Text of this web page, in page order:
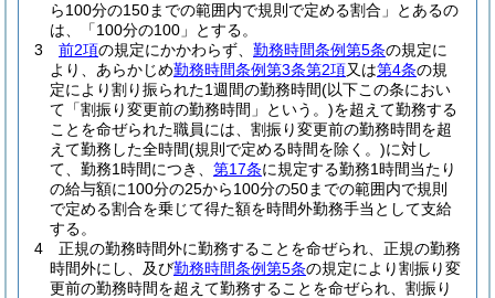
ら100分の150までの範囲内で規則で定める割合」とあるの
は、「100分の100」とする。
3
前2項の規定にかかわらず、 勤務時間条例第5条の規定に
より、あらかじめ勤務時間条例第3条第2項又は第4条の規
定により割り振られた1週間の勤務時間(以下この条におい
て「割振り変更前の勤務時間」という。)を超えて勤務する
ことを命ぜられた職員には、割振り変更前の勤務時間を超
えて勤務した全時間(規則で定める時間を除く。)に対し
て、勤務1時間につき、 第17条に規定する勤務1時間当たり
の給与額に100分の25から100分の50までの範囲内で規則
で定める割合を乗じて得た額を時間外勤務手当として支給
する。
4
正規の勤務時間外に勤務することを命ぜられ、正規の勤務
時間外にし、及び勤務時間条例第5条の規定により割振り変
更前の勤務時間を超えて勤務することを命ぜられ、割振り